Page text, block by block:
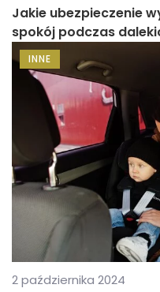
Jakie ubezpieczenie
spokój podczas
INNE
2 października 2024